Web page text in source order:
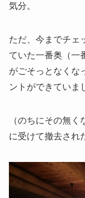
気分。
ただ、今までチェ
ていた一番奥（一
がごそっとなくな
ントができていま
（のちにその無
に受けて撤去され